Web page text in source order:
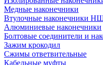
Медные наконечники
Втулочные наконечники
Алюминиевые наконечники
Болтовые соединители и
Зажим крокодил
Сжимы ответвительные
Кабельные муфты